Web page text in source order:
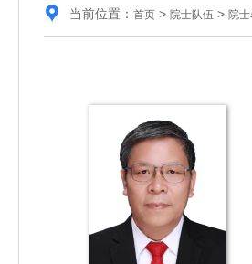
当前位置： 首页> 院士队伍 > 院